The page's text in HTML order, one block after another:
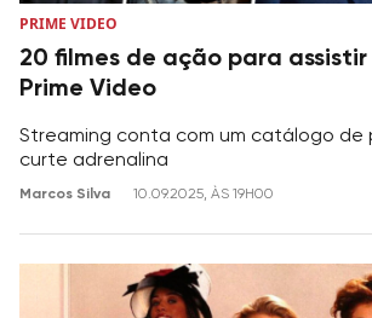
PRIME VIDEO
20 filmes de ação para
Prime Video
Streaming conta com um catálogo de
curte adrenalina
Marcos Silva 10.09.2025, ÀS 19H00